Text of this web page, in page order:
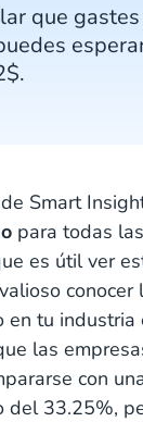
que
Smart
para todas
es útil ver
conocer
en tu industria
las
con
del 33.25%,